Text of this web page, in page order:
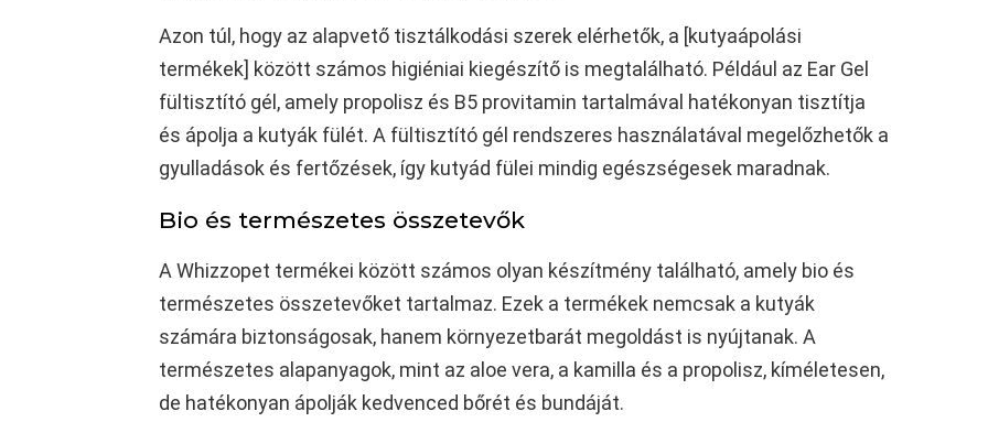
Azon túl, hogy az alapvető tisztálkodási szerek elérhetők, a [kutyaápolási
termékek] között számos higiéniai kiegészítő is megtalálható. Például az Ear Gel
fültisztító gél, amely propolisz és B5 provitamin tartalmával hatékonyan tisztítja
és ápolja a kutyák fülét. A fültisztító gél rendszeres használatával megelőzhetők a
gyulladások és fertőzések, így kutyád fülei mindig egészségesek maradnak.
Bio és természetes összetevők
A Whizzopet termékei között számos olyan készítmény található, amely bio és
természetes összetevőket tartalmaz. Ezek a termékek nemcsak a kutyák
számára biztonságosak, hanem környezetbarát megoldást is nyújtanak. A
természetes alapanyagok, mint az aloe vera, a kamilla és a propolisz, kíméletesen,
de hatékonyan ápolják kedvenced bőrét és bundáját.